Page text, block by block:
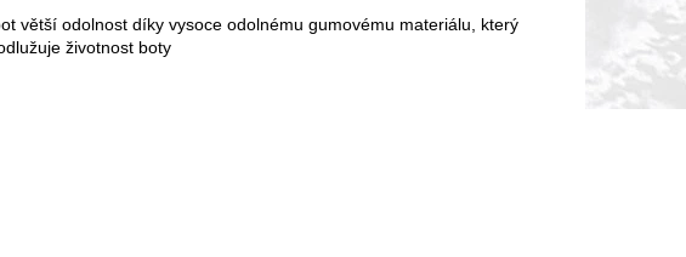
větší odolnost díky vysoce odolnému gumovému materiálu, který
životnost boty